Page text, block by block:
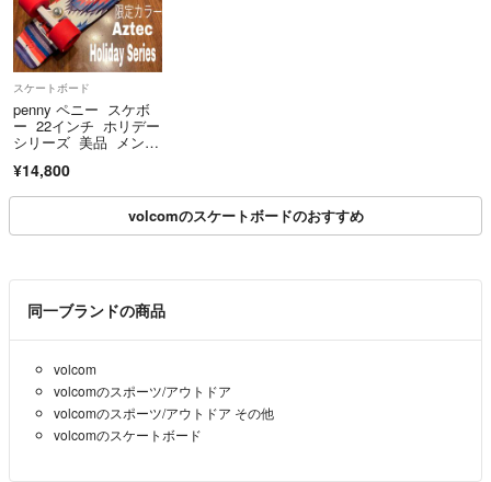
スケートボード
penny ペニー スケボ
ー 22インチ ホリデー
シリーズ 美品 メンテ
ボード コンプリー
ト Aztec
¥14,800
volcomのスケートボードのおすすめ
同一ブランドの商品
volcom
volcomのスポーツ/アウトドア
volcomのスポーツ/アウトドア その他
volcomのスケートボード